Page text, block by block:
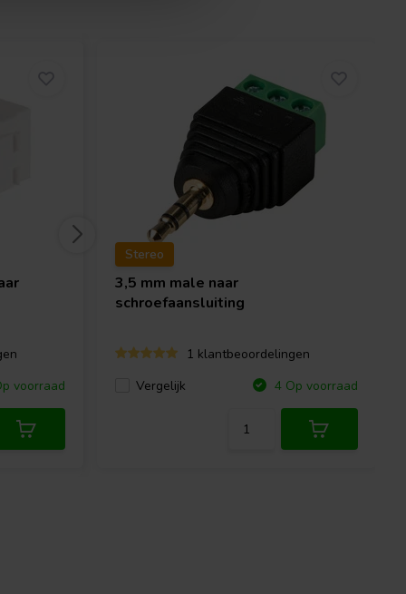
voorraad
Stereo
3,5 mm male naar
schroefaansluiting
1 klantbeoordelingen
Vergelijk
4 Op voorraad